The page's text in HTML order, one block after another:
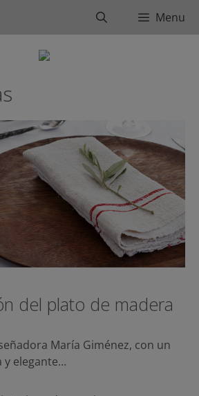
BuscarMenu
del plato de madera
María Giménez, con un
y elegante…